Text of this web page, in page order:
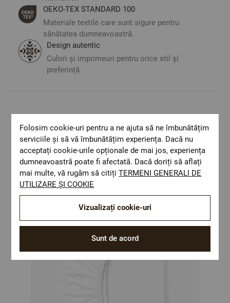
Lenjeria este potrivită pentru utilizare zilnică
Vopsire reactivă a țesăturii – protejează culorile
pentru o perioadă mai îndelungată
OEKO-TEX STANDARD 100 – materiale textile
sigure pentru sănătatea dumneavoastră
de nuanțe și culori în funcție de setările dispozitivului
utilizat.
ОЕКО-ТЕX STANDARD 100
Materiale textile care sunt sigure pentru
sănătatea dumneavoastră.
Design autentic
Culori și imprimeuri pentru orice stil și
preferință.
Folosim cookie-uri pentru a ne ajuta să ne îmbunătățim
serviciile și să vă îmbunătățim experiența. Dacă nu
acceptați cookie-urile opționale de mai jos, experiența
dumneavoastră poate fi afectată. Dacă doriți să aflați
mai multe, vă rugăm să citițiTERMENI GENERALI DE
UTILIZARE ȘI COOKIE
Sunt de acord
Vizualizați cookie-uri